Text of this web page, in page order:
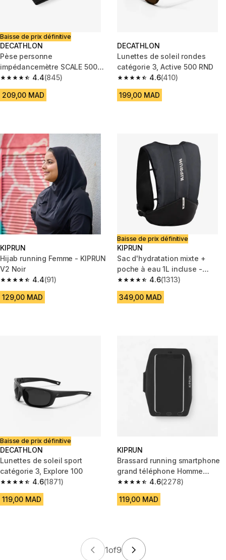
Baisse de prix définitive
DECATHLON
Pèse personne
impédancemètre SCALE 500
verre
4.4
4.4 out of 5 stars from 845 reviews
(845)
209,00 MAD
DECATHLON
Lunettes de soleil rondes
catégorie 3, Active 500 RND
4.6
4.6 out of 5 stars from 410
(410)
199,00 MAD
KIPRUN
Hijab running Femme - KIPRUN
V2 Noir
4.4
4.4 out of 5 stars from 91 reviews
(91)
129,00 MAD
Baisse de prix définitive
KIPRUN
Sac d'hydratation mixte +
poche à eau 1L incluse -
KIPRUN 500 5L essentiel noir
4.6
4.6 out of 5 stars from 1313
(1313)
349,00 MAD
Baisse de prix définitive
DECATHLON
Lunettes de soleil sport
catégorie 3, Explore 100
4.6
4.6 out of 5 stars from 1871 reviews
(1871)
119,00 MAD
KIPRUN
Brassard running smartphone
grand téléphone Homme
Femme KIPRUN noir
4.6
4.6 out of 5 stars from 2278
(2278)
119,00 MAD
1of9